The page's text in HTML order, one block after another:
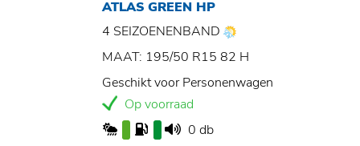
ATLAS GREEN HP
4 SEIZOENENBAND
MAAT: 195/50 R15 82 H
Geschikt voor Personenwagen
Op voorraad
0 db